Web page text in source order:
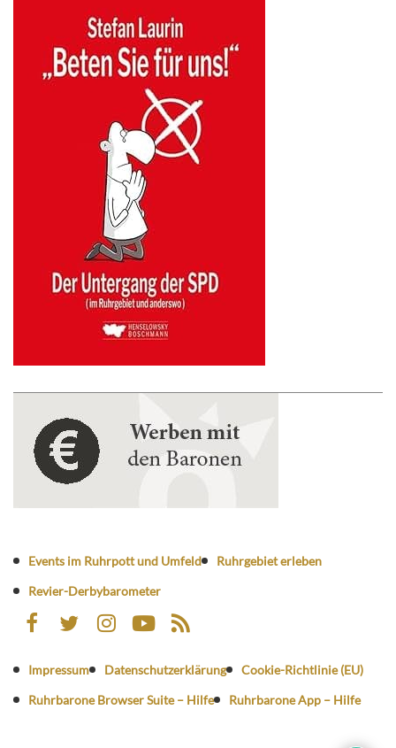
Events im Ruhrpott und Umfeld
Ruhrgebiet erleben
Revier-Derbybarometer
Impressum Datenschutzerklärung
Cookie-Richtlinie (EU)
Ruhrbarone Browser Suite – Hilfe
Ruhrbarone App – Hilfe